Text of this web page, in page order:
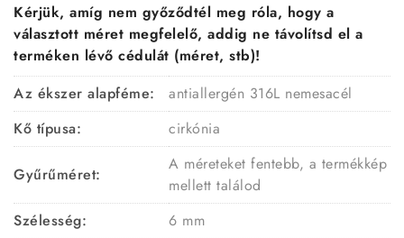
Kérjük, amíg nem győződtél meg róla, hogy a
választott méret megfelelő, addig ne távolítsd el a
terméken lévő cédulát (méret, stb)!
Az ékszer alapféme:
antiallergén 316L nemesacél
Kő típusa:
cirkónia
Gyűrűméret:
A méreteket fentebb, a termékkép
mellett találod
Szélesség:
6 mm